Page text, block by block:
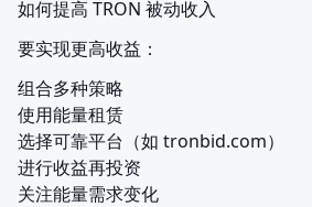
如何提高 TRON 被动收入
要实现更高收益：
组合多种策略
使用能量租赁
选择可靠平台（如 tronbid.com）
进行收益再投资
关注能量需求变化